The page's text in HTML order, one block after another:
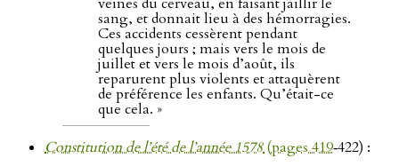
sang, et donnait lieu à des hémorragies.
Ces accidents cessèrent pendant
quelques jours ; mais vers le mois de
juillet et vers le mois d’août, ils
reparurent plus violents et attaquèrent
de préférence les enfants. Qu’était-ce
que cela. »
Constitution de l’été de l’année 1578(pages 419‑422) :